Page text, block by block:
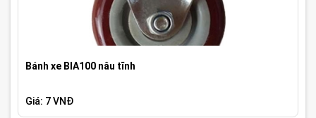
Bánh xe BIA100 nâu tĩnh
Giá: 7 VNĐ